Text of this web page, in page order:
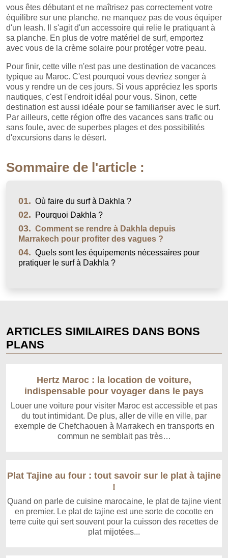
vous êtes débutant et ne maîtrisez pas correctement votre
équilibre sur une planche, ne manquez pas de vous équiper
d'un leash. Il s'agit d'un accessoire qui relie le pratiquant à
sa planche. En plus de votre matériel de surf, emportez
avec vous de la crème solaire pour protéger votre peau.
Pour finir, cette ville n'est pas une destination de vacances
typique au Maroc. C'est pourquoi vous devriez songer à
vous y rendre un de ces jours. Si vous appréciez les sports
nautiques, c'est l'endroit idéal pour vous. Sinon, cette
destination est aussi idéale pour se familiariser avec le surf.
Par ailleurs, cette région offre des vacances sans trafic ou
sans foule, avec de superbes plages et des possibilités
d'excursions dans le désert.
Sommaire de l'article :
01. Où faire du surf à Dakhla ?
02. Pourquoi Dakhla ?
03. Comment se rendre à Dakhla depuis
Marrakech pour profiter des vagues ?
04. Quels sont les équipements nécessaires pour
pratiquer le surf à Dakhla ?
ARTICLES SIMILAIRES DANS BONS
PLANS
Hertz Maroc : la location de voiture,
indispensable pour voyager dans le pays
Louer une voiture pour visiter Maroc est accessible et pas
du tout intimidant. De plus, aller de ville en ville, par
exemple de Chefchaouen à Marrakech en transports en
commun ne semblait pas très…
Plat Tajine au four : tout savoir sur le plat à tajine
!
Quand on parle de cuisine marocaine, le plat de tajine vient
en premier. Le plat de tajine est une sorte de cocotte en
terre cuite qui sert souvent pour la cuisson des recettes de
plat mijotées...